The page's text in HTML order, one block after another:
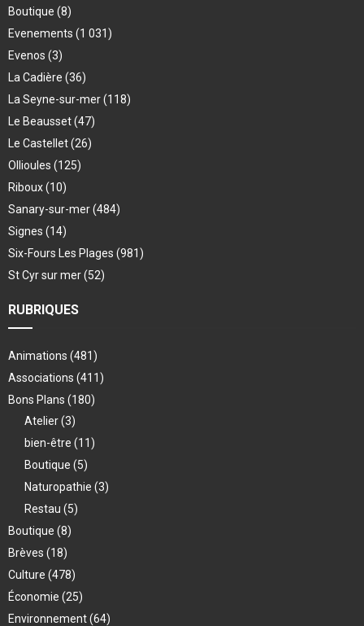
Boutique (8)
Evenements (1 031)
Evenos (3)
La Cadière (36)
La Seyne-sur-mer(118)
Le Beausset(47)
Le Castellet(26)
Ollioules (125)
Riboux(10)
Sanary-sur-mer(484)
Signes (14)
Six-Fours Les Plages (981)
St Cyr sur mer(52)
RUBRIQUES
Animations (481)
Associations (411)
Bons Plans (180)
Atelier(3)
bien-être (11)
Boutique (5)
Naturopathie (3)
Restau (5)
Boutique (8)
Brèves (18)
Culture (478)
Économie (25)
Environnement(64)